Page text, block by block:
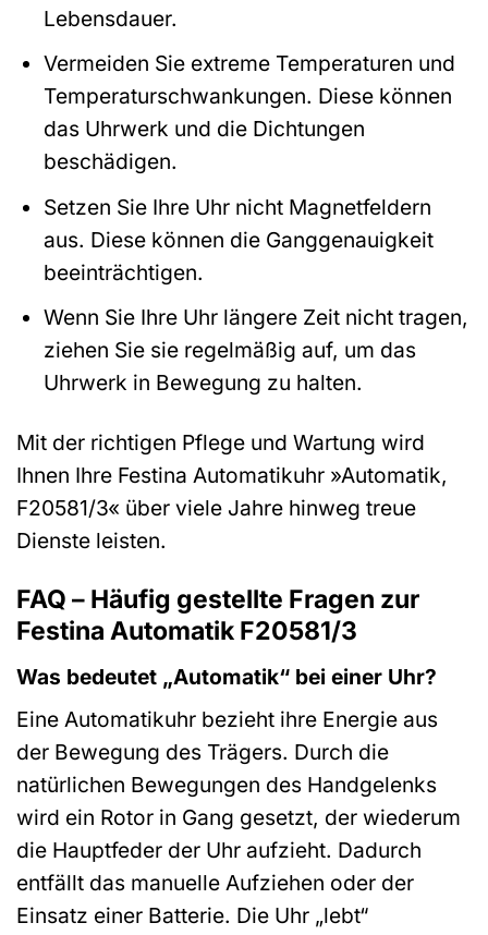
Lebensdauer.
Vermeiden Sie extreme Temperaturen und
Temperaturschwankungen. Diese können
das Uhrwerk und die Dichtungen
beschädigen.
Setzen Sie Ihre Uhr nicht Magnetfeldern
aus. Diese können die Ganggenauigkeit
beeinträchtigen.
Wenn Sie Ihre Uhr längere Zeit nicht tragen,
ziehen Sie sie regelmäßig auf, um das
Uhrwerk in Bewegung zu halten.
Mit der richtigen Pflege und Wartung wird
Ihnen Ihre Festina Automatikuhr »Automatik,
F20581/3« über viele Jahre hinweg treue
Dienste leisten.
FAQ – Häufig gestellte Fragen zur
Festina Automatik F20581/3
Was bedeutet „Automatik“ bei einer Uhr?
Eine Automatikuhr bezieht ihre Energie aus
der Bewegung des Trägers. Durch die
natürlichen Bewegungen des Handgelenks
wird ein Rotor in Gang gesetzt, der wiederum
die Hauptfeder der Uhr aufzieht. Dadurch
entfällt das manuelle Aufziehen oder der
Einsatz einer Batterie. Die Uhr „lebt“